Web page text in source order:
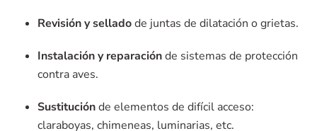
Revisión y selladode juntas de dilatación o grietas.
Instalación y reparaciónde sistemas de protección
contra aves.
Sustituciónde elementos de difícil acceso:
claraboyas, chimeneas, luminarias, etc.